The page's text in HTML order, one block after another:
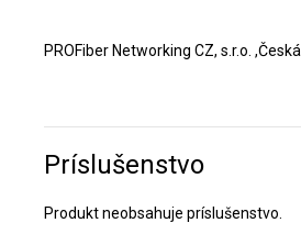
PROFiber Networking CZ, s.r.o.
Príslušenstvo
Produkt neobsahuje príslušenstvo.